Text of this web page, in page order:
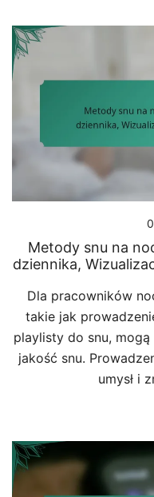
Metody snu na
dziennika,
Dla pracowników
takie jak
playlisty do snu,
jakość snu.
umysł i